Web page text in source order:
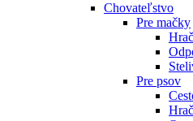
Chovateľstvo
Pre mačky
Pre psov